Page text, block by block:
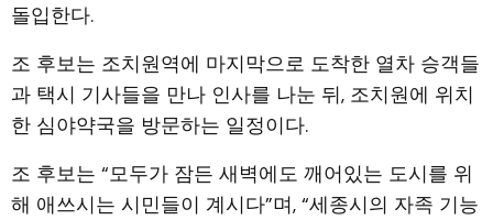
돌입한다.
조 후보는 조치원역에 마지막으로 도착한 열차 승객들
과 택시 기사들을 만나 인사를 나눈 뒤, 조치원에 위치
한 심야약국을 방문하는 일정이다.
조 후보는 “모두가 잠든 새벽에도 깨어있는 도시를 위
해 애쓰시는 시민들이 계시다”며, “세종시의 자족 기능